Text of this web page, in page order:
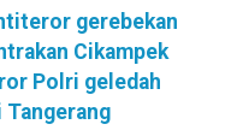
gerebekan
Cikampek
Polri geledah